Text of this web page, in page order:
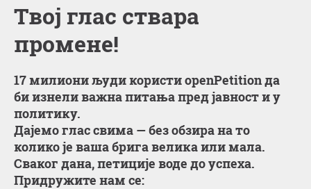
Твој глас ствара
промене!
17 милиони људи користи openPetition да
би изнели важна питања пред јавност и у
политику.
Дајемо глас свима — без обзира на то
колико је ваша брига велика или мала.
Сваког дана, петиције воде до успеха.
Придружите нам се: